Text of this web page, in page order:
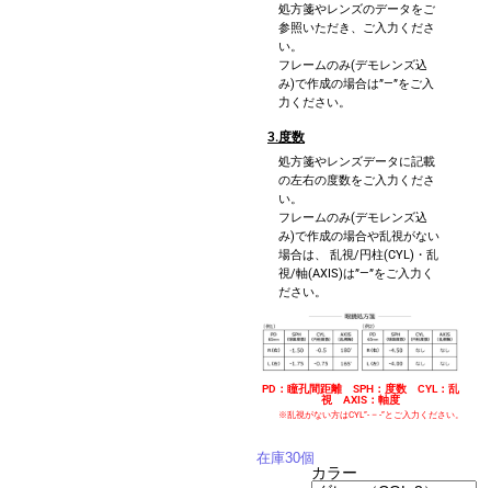
処方箋やレンズのデータをご
参照いただき、ご入力くださ
い。
フレームのみ(デモレンズ込
み)で作成の場合は”—”をご入
力ください。
3.度数
処方箋やレンズデータに記載
の左右の度数をご入力くださ
い。
フレームのみ(デモレンズ込
み)で作成の場合や乱視がない
場合は、 乱視/円柱(CYL)・乱
視/軸(AXIS)は”—”をご入力く
ださい。
PD：瞳孔間距離 SPH：度数 CYL：乱
視 AXIS：軸度
※乱視がない方はCYL”- – -”とご入力ください。
在庫30個
カラー